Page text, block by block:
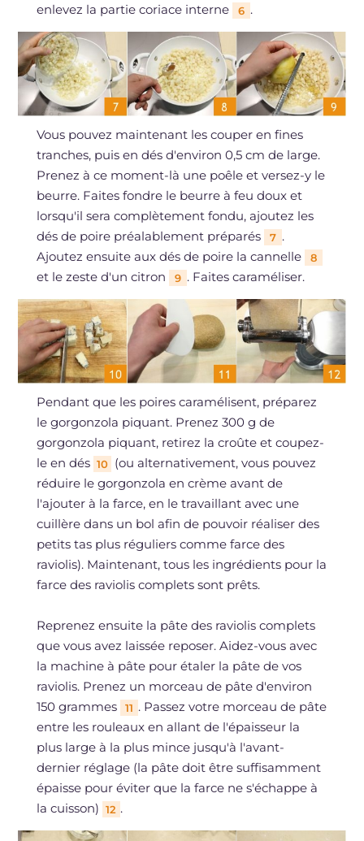
enlevez la partie coriace interne
6 .
Vous pouvez maintenant les couper en fines
tranches, puis en dés d'environ 0,5 cm de large.
Prenez à ce moment-là une poêle et versez-y le
beurre. Faites fondre le beurre à feu doux et
lorsqu'il sera complètement fondu, ajoutez les
dés de poire préalablement préparés
7 .
Ajoutez ensuite aux dés de poire la cannelle
8
et le zeste d'un citron 9 . Faites caraméliser.
Pendant que les poires caramélisent, préparez
le gorgonzola piquant. Prenez 300 g de
gorgonzola piquant, retirez la croûte et coupez-
le en dés 10 (ou alternativement, vous pouvez
réduire le gorgonzola en crème avant de
l'ajouter à la farce, en le travaillant avec une
cuillère dans un bol afin de pouvoir réaliser des
petits tas plus réguliers comme farce des
raviolis). Maintenant, tous les ingrédients pour la
farce des raviolis complets sont prêts.
Reprenez ensuite la pâte des raviolis complets
que vous avez laissée reposer. Aidez-vous avec
la machine à pâte pour étaler la pâte de vos
raviolis. Prenez un morceau de pâte d'environ
150 grammes
11 . Passez votre morceau de pâte
entre les rouleaux en allant de l'épaisseur la
plus large à la plus mince jusqu'à l'avant-
dernier réglage (la pâte doit être suffisamment
épaisse pour éviter que la farce ne s'échappe à
la cuisson) 12 .